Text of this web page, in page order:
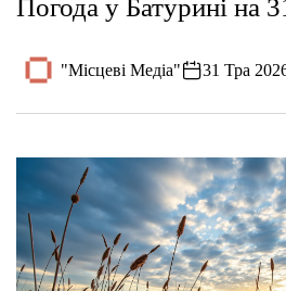
Погода у Батурині на
"Місцеві Медіа" 31 Тра